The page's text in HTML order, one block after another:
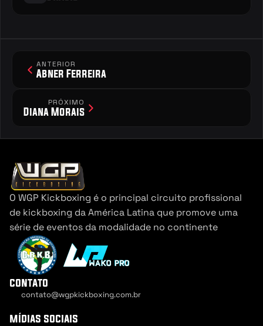
ANTERIOR
Abner Ferreira
PRÓXIMO
Diana Morais
O WGP Kickboxing é o principal circuito profissional
de kickboxing da América Latina que promove uma
série de eventos da modalidade no continente
contato
contato@wgpkickboxing.com.br
mídias sociais